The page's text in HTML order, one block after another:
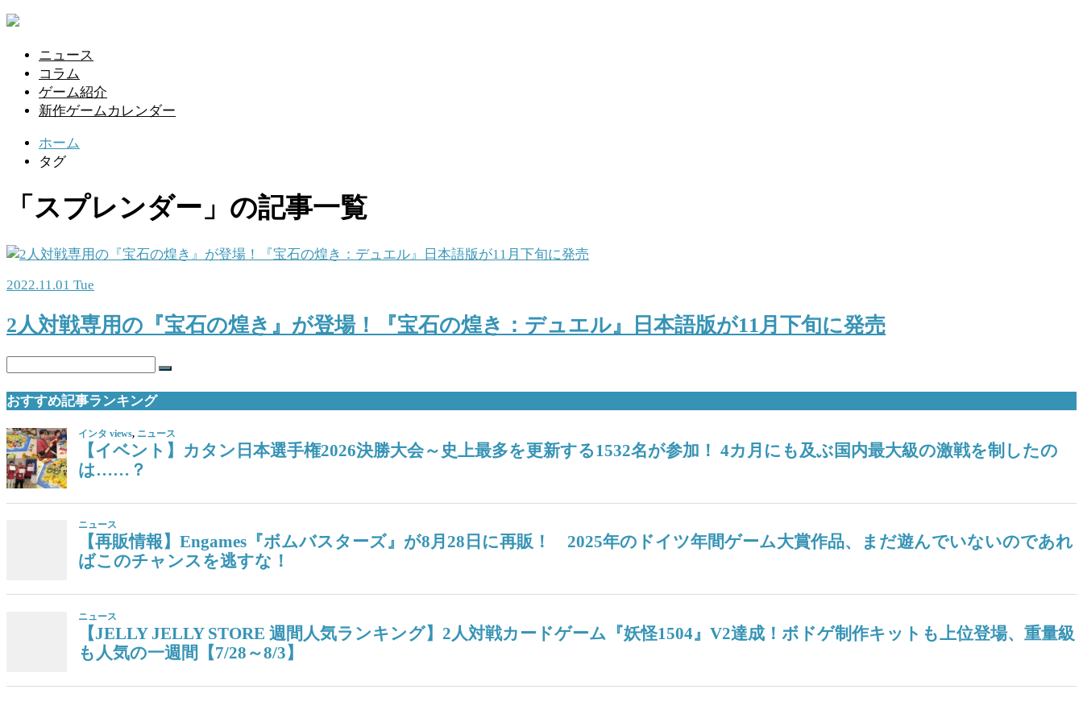
ニュース
コラム
ゲーム紹介
新作ゲームカレンダー
ホーム
タグ
「スプレンダー」の記事一覧
2022.11.01 Tue
2人対戦専用の『宝石の煌き』が登場！『宝石の煌き：デュエル』日本語版が11月下旬に発売
おすすめ記事ランキング